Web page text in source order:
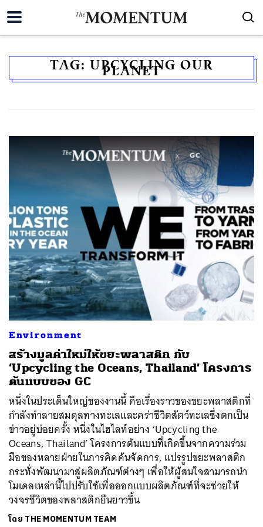
TAG: UPCYCLING OUR
PLANET
Environment
สร้างมูลค่าใหม่ให้ขยะพลาสติก กับ
‘Upcycling the Oceans, Thailand’ โครงการ
ต้นแบบของ GC
หนึ่งในประเด็นใหญ่ของงานนี้ คือเรื่องราวของขยะพลาสติกที่
กำลังทำลายสมดุลทางทะเลและคร่าชีวิตสัตว์ทะเลซึ่งตกเป็น
ข่าวอยู่บ่อยครั้ง หนึ่งในไฮไลท์อย่าง ‘Upcycling the
Oceans, Thailand’ โครงการต้นแบบที่เกิดขึ้นจากความร่วม
มือของหลายฝ่ายในการคิดค้นจัดการ, แปรรูปขยะพลาสติก
กระทั่งพัฒนามาสู่ผลิตภัณฑ์ต่างๆ เพื่อให้ผู้สนใจสามารถนำ
โมเดลเหล่านี้ไปปรับใช้เพื่อออกแบบผลิตภัณฑ์ที่จะช่วยให้
วงจรชีวิตของพลาสติกยืนยาวขึ้น
โดย THE MOMENTUM TEAM
SHARE TWEET LINE EMAIL